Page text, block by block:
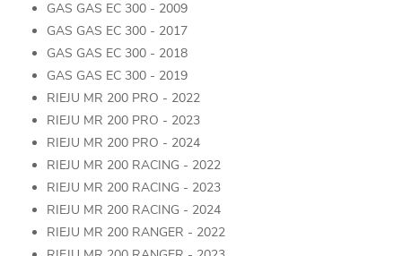
GAS GAS EC 300 - 2009
GAS GAS EC 300 - 2017
GAS GAS EC 300 - 2018
GAS GAS EC 300 - 2019
RIEJU MR 200 PRO - 2022
RIEJU MR 200 PRO - 2023
RIEJU MR 200 PRO - 2024
RIEJU MR 200 RACING - 2022
RIEJU MR 200 RACING - 2023
RIEJU MR 200 RACING - 2024
RIEJU MR 200 RANGER - 2022